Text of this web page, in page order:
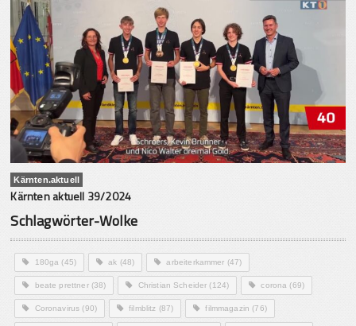
Kärnten.aktuell
Kärnten aktuell 39/2024
Schlagwörter-Wolke
180ga (45) ak (48) arbeiterkammer (47)
beate prettner(38) Christian Scheider (124) corona (69)
Coronavirus (90) filmblitz (87) filmmagazin (76)